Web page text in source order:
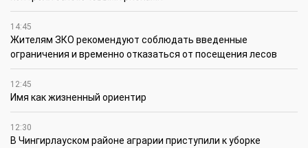
14:45
Жителям ЗКО рекомендуют соблюдать введенные
ограничения и временно отказаться от посещения лесов
12:45
Имя как жизненный ориентир
12:30
В Чингирлауском районе аграрии приступили к уборке